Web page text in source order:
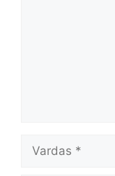
Vardas